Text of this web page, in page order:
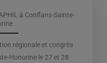
à Conflans-Sainte-
régionale et congrès
Honorine le 27 et 28